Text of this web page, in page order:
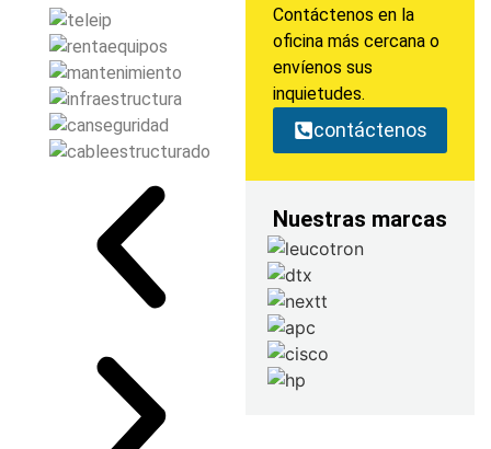
Contáctenos en la
oficina más cercana o
envíenos sus
inquietudes.
contáctenos
Nuestras marcas